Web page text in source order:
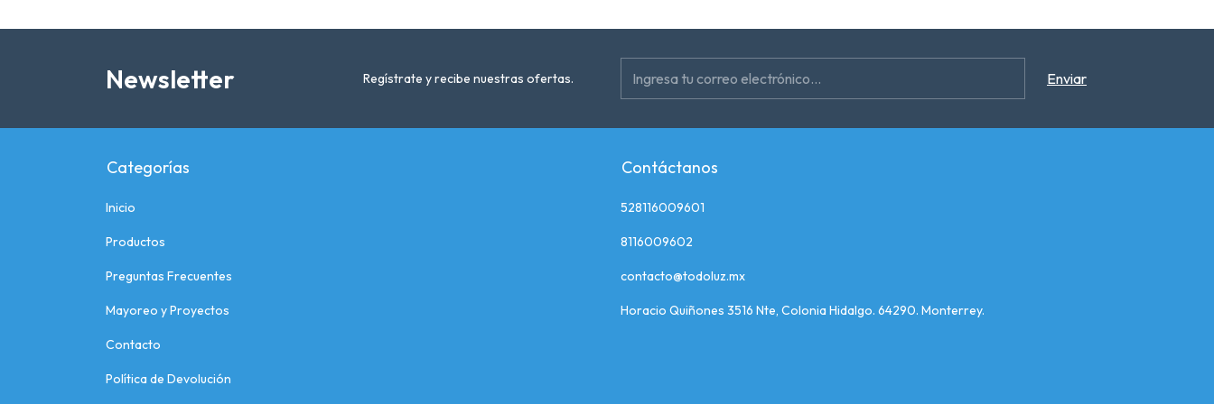
Newsletter Regístrate y recibe nuestras ofertas.
Categorías
Inicio
Productos
Preguntas Frecuentes
Mayoreo y Proyectos
Contacto
Política de Devolución
Contáctanos
528116009601
8116009602
contacto@todoluz.mx
Horacio Quiñones 3516 Nte, Colonia Hidalgo. 64290. Monterrey.